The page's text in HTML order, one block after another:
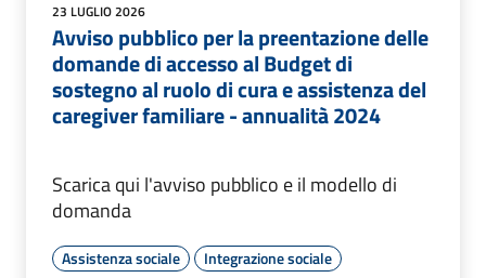
23 LUGLIO 2026
Avviso pubblico per la preentazione delle
domande di accesso al Budget di
sostegno al ruolo di cura e assistenza del
caregiver familiare - annualità 2024
Scarica qui l'avviso pubblico e il modello di
domanda
Assistenza sociale Integrazione sociale